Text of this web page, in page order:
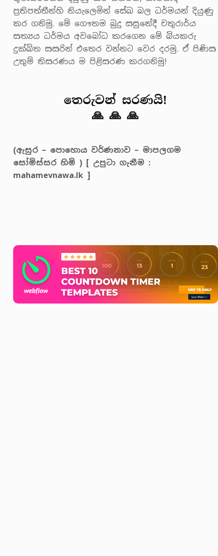
ප්‍රතිපත්තීන්හි නියැලෙමින් සේඛ බල ධර්මයන් දියුණු
කර ගනිමු. මේ ගෞතම බුදු සසුනේදී චතුරාර්ය
සත්‍යය ධර්මය අවබෝධ කරගෙන මේ බියකරු
දුක්ඛිත සසරින් එතෙර වන්නට වෙර දරමු. ඒ පිණිස
උතුම් තිසරණය ම පිළිසරණ කරගනිමු!
තෙරුවන් සරණයි!
🙏 🙏 🙏
(ඇසුර – පොහොය වර්ණනාව – මාපලගම
සෝමිස්සර හිමි ) [ උපුටා ගැනීම :
mahamevnawa.lk ]